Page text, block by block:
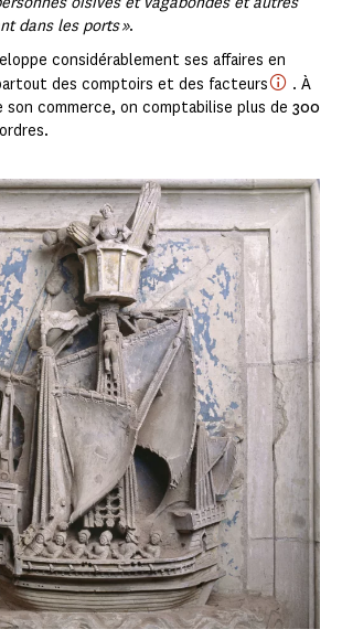
dans les ports ».
considérablement ses affaires en
des comptoirs et des facteurs
. À
commerce, on comptabilise plus de 300